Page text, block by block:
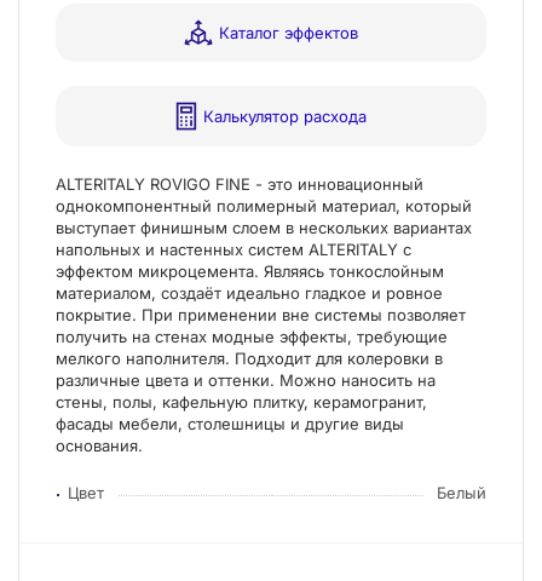
Каталог эффектов
Калькулятор расхода
ALTERITALY ROVIGO FINE - это инновационный
однокомпонентный полимерный материал, который
выступает финишным слоем в нескольких вариантах
напольных и настенных систем ALTERITALY с
эффектом микроцемента. Являясь тонкослойным
материалом, создаёт идеально гладкое и ровное
покрытие. При применении вне системы позволяет
получить на стенах модные эффекты, требующие
мелкого наполнителя. Подходит для колеровки в
различные цвета и оттенки. Можно наносить на
стены, полы, кафельную плитку, керамогранит,
фасады мебели, столешницы и другие виды
основания.
Цвет Белый